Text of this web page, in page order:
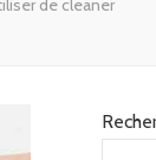
de cleaner